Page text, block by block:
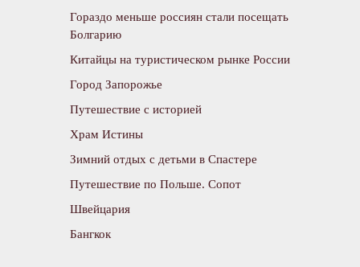
Гораздо меньше россиян стали посещать
Болгарию
Китайцы на туристическом рынке России
Город Запорожье
Путешествие с историей
Храм Истины
Зимний отдых с детьми в Спастере
Путешествие по Польше. Сопот
Швейцария
Бангкок